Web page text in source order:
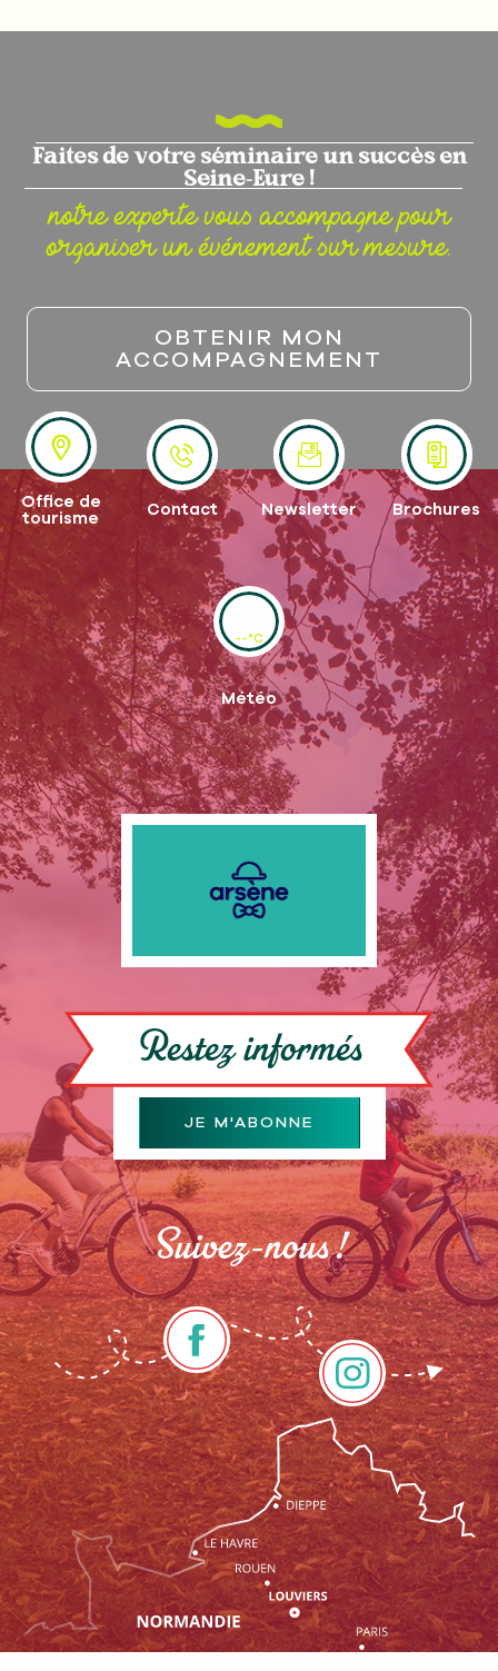
Faites de votre séminaire un succès en
Seine-Eure !
notre experte vous accompagne pour
organiser un événement sur mesure.
OBTENIR MON
ACCOMPAGNEMENT
Office de
tourisme
Contact Newsletter Brochures
--°C
Météo
Restez informés
JE M'ABONNE
Suivez-nous !